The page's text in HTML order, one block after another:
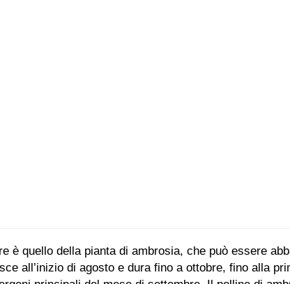
è quello della pianta di ambrosia, che può essere
all’inizio di agosto e dura fino a ottobre, fino alla